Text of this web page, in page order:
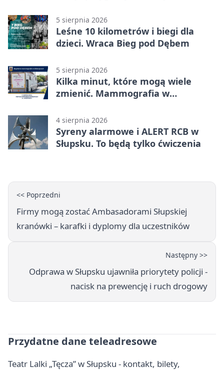
5 sierpnia 2026
Leśne 10 kilometrów i biegi dla
dzieci. Wraca Bieg pod Dębem
5 sierpnia 2026
Kilka minut, które mogą wiele
zmienić. Mammografia w
4 sierpnia 2026
Syreny alarmowe i ALERT RCB w
Słupsku. To będą tylko ćwiczenia
<< Poprzedni
Firmy mogą zostać Ambasadorami Słupskiej
kranówki – karafki i dyplomy dla uczestników
Następny >>
Odprawa w Słupsku ujawniła priorytety policji -
nacisk na prewencję i ruch drogowy
Przydatne dane teleadresowe
Teatr Lalki „Tęcza” w Słupsku - kontakt, bilety,